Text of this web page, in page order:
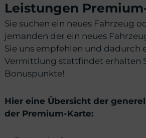
Leistungen
Sie suchen ein neues Fahrzeug
jemanden der ein neues
Sie uns empfehlen und dadurch
Vermittlung stattfindet erhalten
Bonuspunkte!
Hier eine Übersicht der
der Premium-Karte: